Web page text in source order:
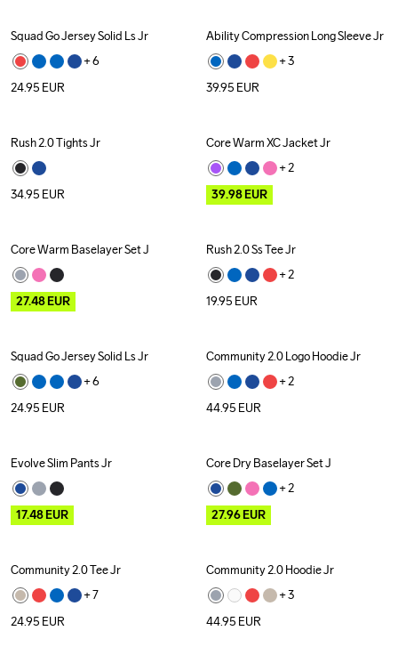
Squad Go Jersey Solid Ls Jr
+ 6
24.95 EUR
Ability Compression Long Sleeve Jr
+ 3
39.95 EUR
Rush 2.0 Tights Jr
34.95 EUR
Outlet
Core Warm XC Jacket Jr
+ 2
39.98EUR
Outlet
Core Warm Baselayer Set J
27.48EUR
Rush 2.0 Ss Tee Jr
+ 2
19.95 EUR
Squad Go Jersey Solid Ls Jr
+ 6
24.95 EUR
Community 2.0 Logo Hoodie Jr
+ 2
44.95 EUR
Outlet
Evolve Slim Pants Jr
17.48EUR
Outlet
Core Dry Baselayer Set J
+ 2
27.96EUR
Community 2.0 Tee Jr
+ 7
24.95 EUR
Community 2.0 Hoodie Jr
+ 3
44.95 EUR